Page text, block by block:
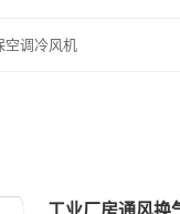
空调冷风机
工业厂房通风换